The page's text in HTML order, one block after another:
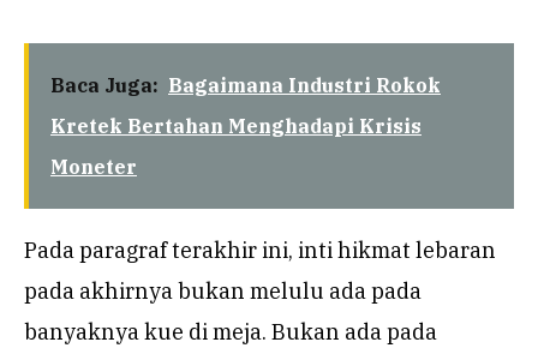
Baca Juga: Bagaimana Industri Rokok
Kretek Bertahan Menghadapi Krisis
Moneter
Pada paragraf terakhir ini, inti hikmat lebaran
pada akhirnya bukan melulu ada pada
banyaknya kue di meja. Bukan ada pada